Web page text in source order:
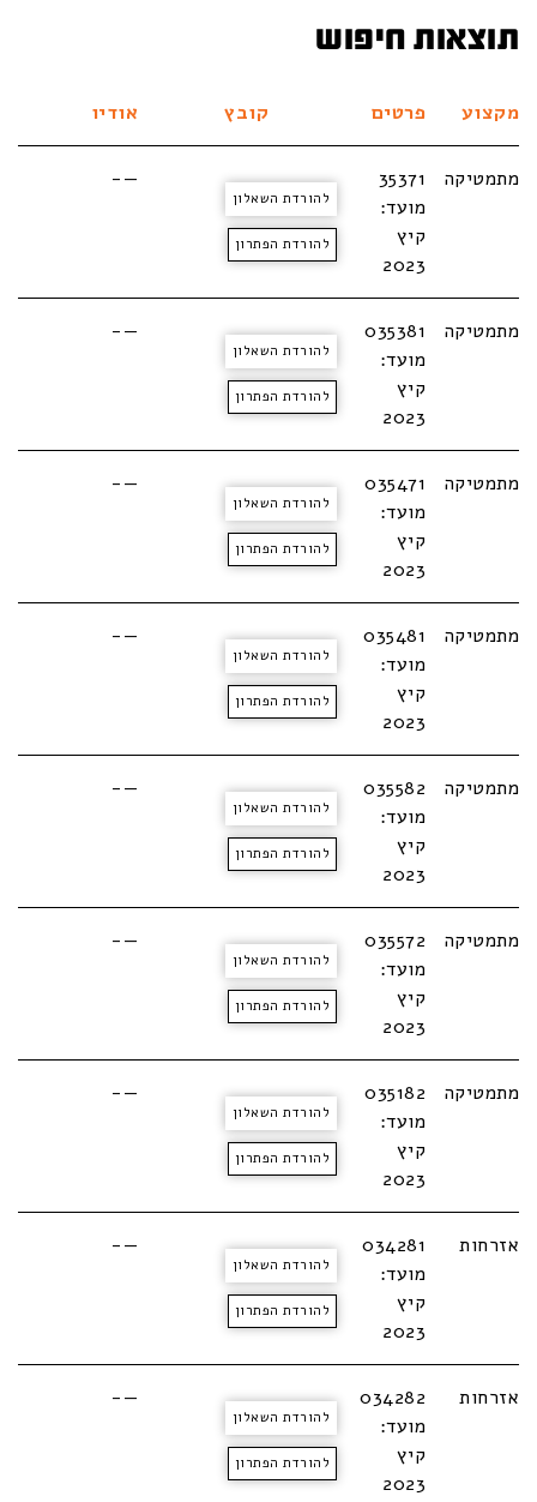
תוצאות חיפוש
מקצוע פרטים קובץ אודיו
מתמטיקה
35371
מועד:
קיץ
2023
להורדת השאלון
להורדת הפתרון
—-
מתמטיקה
035381
מועד:
קיץ
2023
להורדת השאלון
להורדת הפתרון
—-
מתמטיקה
035471
מועד:
קיץ
2023
להורדת השאלון
להורדת הפתרון
—-
מתמטיקה
035481
מועד:
קיץ
2023
להורדת השאלון
להורדת הפתרון
—-
מתמטיקה
035582
מועד:
קיץ
2023
להורדת השאלון
להורדת הפתרון
—-
מתמטיקה
035572
מועד:
קיץ
2023
להורדת השאלון
להורדת הפתרון
—-
מתמטיקה
035182
מועד:
קיץ
2023
להורדת השאלון
להורדת הפתרון
—-
אזרחות
034281
מועד:
קיץ
2023
להורדת השאלון
להורדת הפתרון
—-
אזרחות
034282
מועד:
קיץ
2023
להורדת השאלון
להורדת הפתרון
—-